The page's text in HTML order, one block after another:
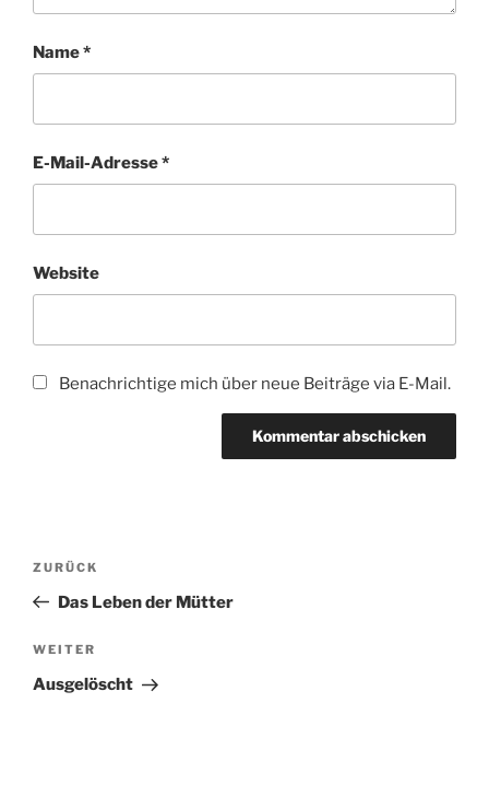
Name*
E-Mail-Adresse*
Website
Benachrichtige mich über neue Beiträge via E-Mail.
Beitragsnavigation
Vorheriger
Beitrag
ZURÜCK
Das Leben der Mütter
Nächster
Beitrag
WEITER
Ausgelöscht